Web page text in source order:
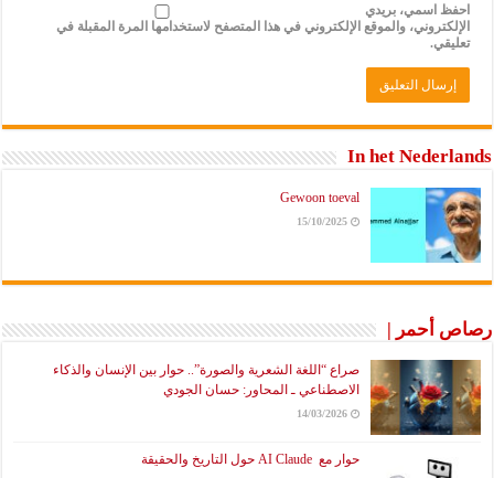
احفظ اسمي، بريدي
الإلكتروني، والموقع الإلكتروني في هذا المتصفح لاستخدامها المرة المقبلة في
تعليقي.
In het Nederlands
Gewoon toeval
15/10/2025
رصاص أحمر |
صراع “اللغة الشعرية والصورة”.. حوار بين الإنسان والذكاء
الاصطناعي ـ المحاور: حسان الجودي
14/03/2026
حوار مع AI Claude حول التاريخ والحقيقة